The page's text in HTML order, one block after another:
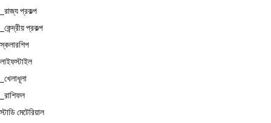
_রাজ্য প্রকল্প
_কেন্দ্রীয় প্রকল্প
স্কলারশিপ
লাইফস্টাইল
_খেলাধূলা
_রাশিফল
স্টাডি মেটেরিয়াল